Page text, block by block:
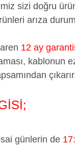
sizi doğru
arıza
12 ay
kablonun
günlerin de